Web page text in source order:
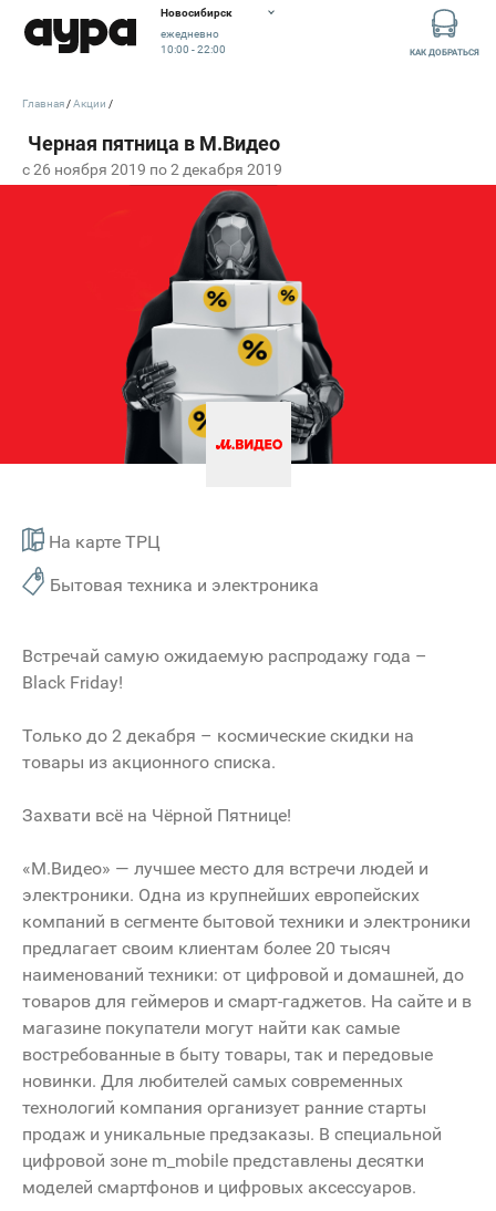
Новосибирск
ежедневно
10:00 - 22:00
КАК ДОБРАТЬСЯ
c 26 ноября 2019 по 2 декабря 2019
На карте ТРЦ
Бытовая техника и электроника
Главная Акции
Встречай самую ожидаемую распродажу года –
Black Friday!
Только до 2 декабря – космические скидки на
товары из акционного списка.
Захвати всё на Чёрной Пятнице!
«М.Видео» — лучшее место для встречи людей и
электроники. Одна из крупнейших европейских
компаний в сегменте бытовой техники и электроники
предлагает своим клиентам более 20 тысяч
наименований техники: от цифровой и домашней, до
товаров для геймеров и смарт-гаджетов. На сайте и в
магазине покупатели могут найти как самые
востребованные в быту товары, так и передовые
новинки. Для любителей самых современных
технологий компания организует ранние старты
продаж и уникальные предзаказы. В специальной
цифровой зоне m_mobile представлены десятки
моделей смартфонов и цифровых аксессуаров.